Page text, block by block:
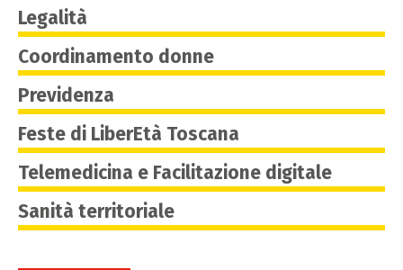
Legalità
Coordinamento donne
Previdenza
Feste di LiberEtà Toscana
Telemedicina e Facilitazione digitale
Sanità territoriale